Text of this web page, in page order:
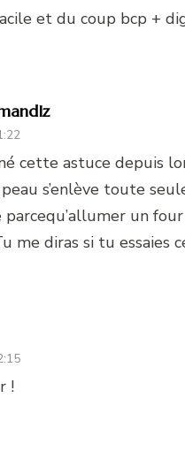
et du coup bcp +
cette astuce depuis
s’enlève toute
un
me diras si tu essaies
!